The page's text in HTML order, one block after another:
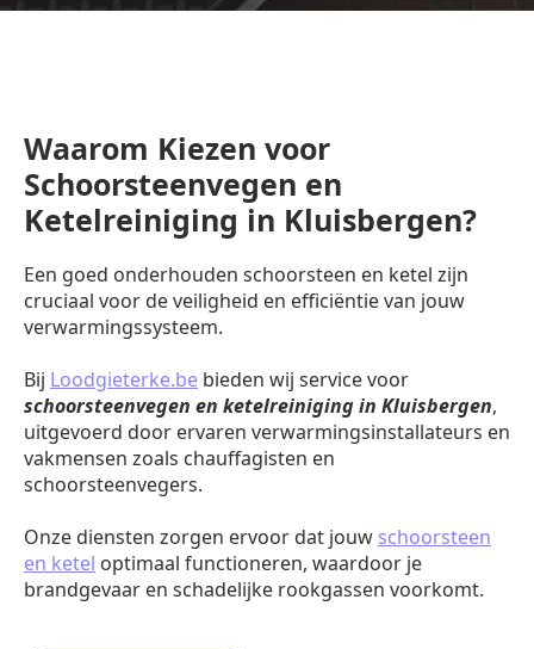
Waarom Kiezen voor
Schoorsteenvegen en
Ketelreiniging in Kluisbergen?
Een goed onderhouden schoorsteen en ketel zijn
cruciaal voor de veiligheid en efficiëntie van jouw
verwarmingssysteem.
Bij Loodgieterke.be bieden wij service voor
schoorsteenvegen en ketelreiniging in Kluisbergen,
uitgevoerd door ervaren verwarmingsinstallateurs en
vakmensen zoals chauffagisten en
schoorsteenvegers.
Onze diensten zorgen ervoor dat jouw schoorsteen
en ketel optimaal functioneren, waardoor je
brandgevaar en schadelijke rookgassen voorkomt.